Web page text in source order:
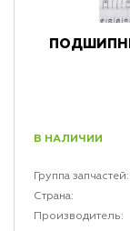
В НАЛИЧИИ
Группа запчастей:
Страна:
Производитель: